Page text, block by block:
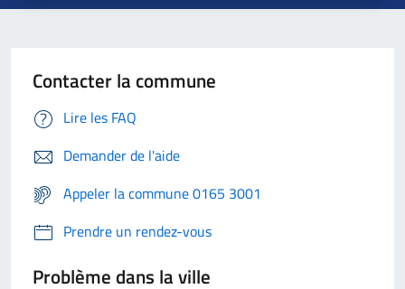
Contacter la commune
Lire les FAQ
Demander de l'aide
Appeler la commune 0165 3001
Prendre un rendez-vous
Problème dans la ville